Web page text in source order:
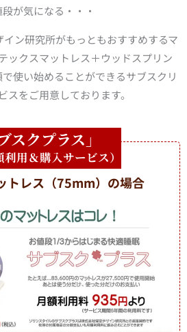
段が気になる・・・
ン研究所がもっともおすすめするマ
ックスマットレス＋ウッドスプリン
使い始めることができるサブスクリ
スをご用意しております。
スクプラス」
利用＆購入サービス）
トレス（75mm）の場合